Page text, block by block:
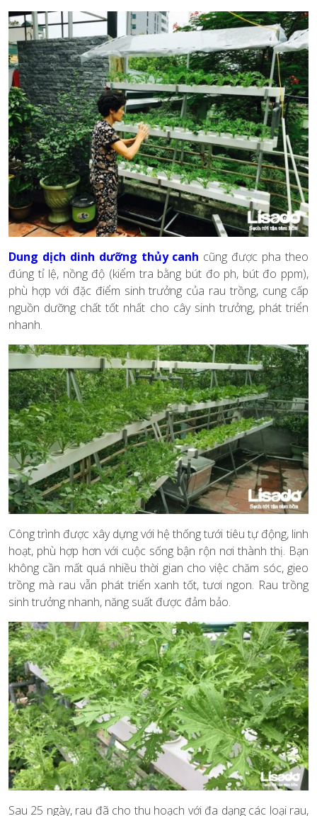
Dung dịch dinh dưỡng thủy canh cũng được pha theo
đúng tỉ lệ, nồng độ (kiểm tra bằng bút đo ph, bút đo ppm),
phù hợp với đặc điểm sinh trưởng của rau trồng, cung cấp
nguồn dưỡng chất tốt nhất cho cây sinh trưởng, phát triển
nhanh.
Công trình được xây dựng với hệ thống tưới tiêu tự động, linh
hoạt, phù hợp hơn với cuộc sống bận rộn nơi thành thị. Bạn
không cần mất quá nhiều thời gian cho việc chăm sóc, gieo
trồng mà rau vẫn phát triển xanh tốt, tươi ngon. Rau trồng
sinh trưởng nhanh, năng suất được đảm bảo.
Sau 25 ngày, rau đã cho thu hoạch với đa dạng các loại rau,